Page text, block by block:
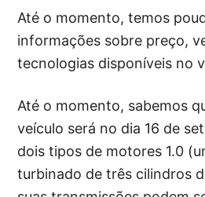
Até o momento, temos
informações sobre preço,
tecnologias disponíveis no
Até o momento, sabemos
veículo será no dia 16 de
dois tipos de motores 1.0
turbinado de três cilindros